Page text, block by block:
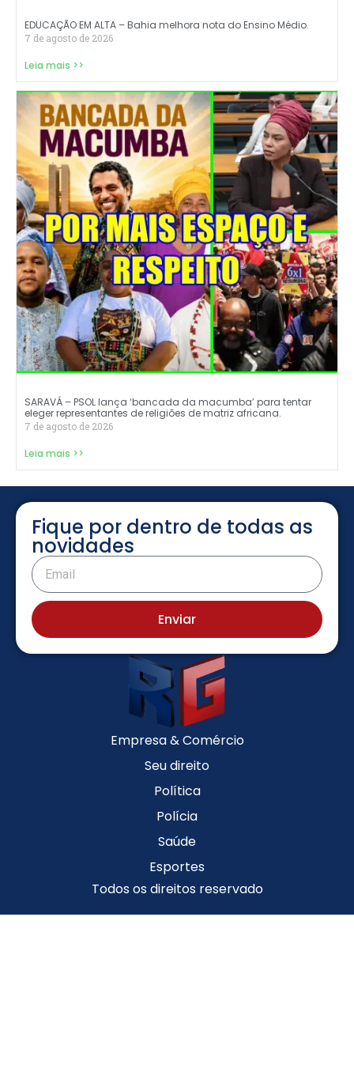
EDUCAÇÃO EM ALTA – Bahia melhora nota do Ensino Médio.
7 de agosto de 2026
Leia mais >>
SARAVÁ – PSOL lança ‘bancada da macumba’ para tentar
eleger representantes de religiões de matriz africana.
7 de agosto de 2026
Leia mais >>
Fique por dentro de todas as
novidades
Enviar
Empresa & Comércio
Seu direito
Política
Polícia
Saúde
Esportes
Todos os direitos reservado